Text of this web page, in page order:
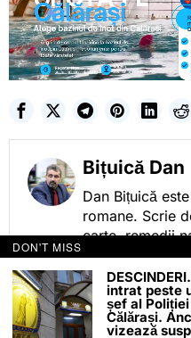
Bițuică Dan
Dan Bițuică
romane. Scrie
carte, remedii
cotidian politic,
subiectele într-
spre informare.
Prin activitatea
ofere cititorilor
DON'T MISS
intrat peste
șef al
Călărași.
vizează